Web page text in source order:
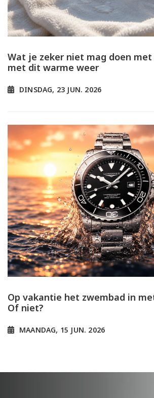
Wat je zeker niet mag doen
met dit warme weer
DINSDAG, 23 JUN. 2026
Op vakantie het zwembad in
Of niet?
MAANDAG, 15 JUN. 2026